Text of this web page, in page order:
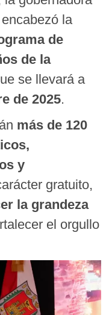
encabezó la
de
de la
se llevará a
de 2025.
más de 120
y
gratuito,
la grandeza
el orgullo